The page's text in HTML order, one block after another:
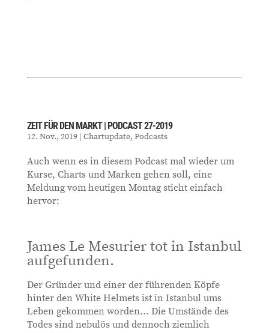
ZEIT FÜR DEN MARKT | PODCAST 27-2019
12. Nov., 2019| Chartupdate, Podcasts
Auch wenn es in diesem Podcast mal wieder um
Kurse, Charts und Marken gehen soll, eine
Meldung vom heutigen Montag sticht einfach
hervor:
James Le Mesurier tot in Istanbul
aufgefunden.
Der Gründer und einer der führenden Köpfe
hinter den White Helmets ist in Istanbul ums
Leben gekommen worden... Die Umstände des
Todes sind nebulös und dennoch ziemlich